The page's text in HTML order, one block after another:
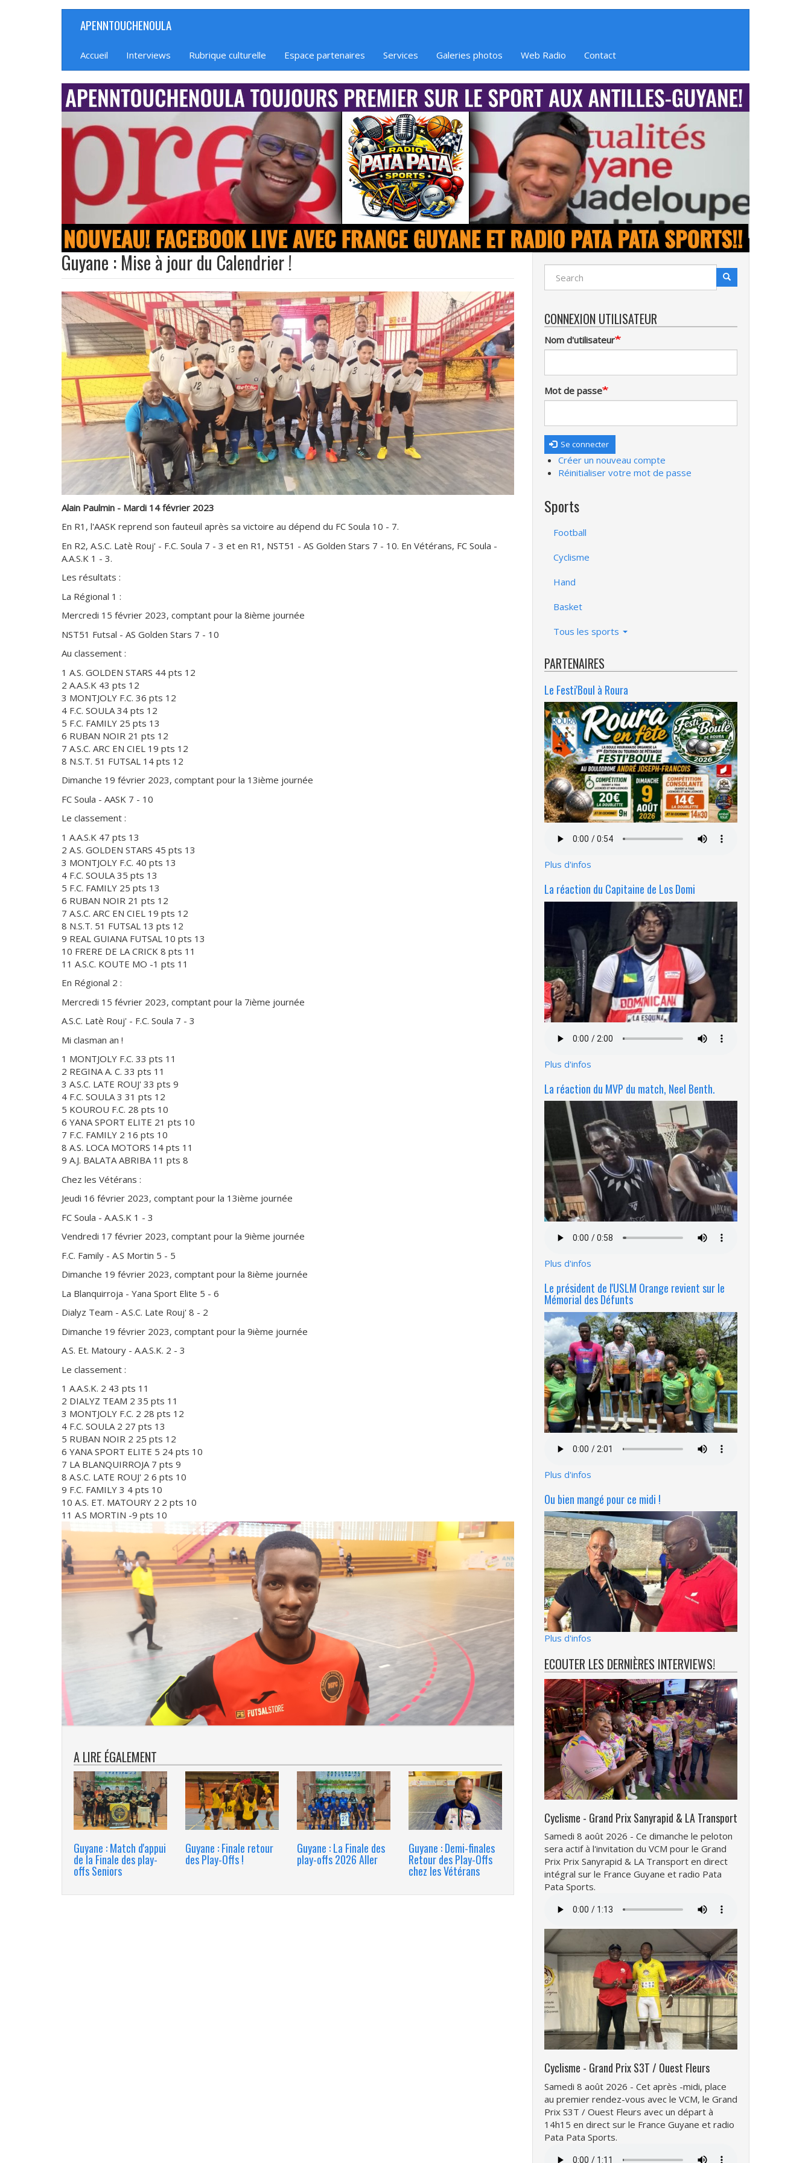
APENNTOUCHENOULA
Navigation
Accueil Interviews Rubrique culturelle Espace partenaires Services Galeries photos Web Radio Contact
banniere_img
Guyane : Mise à jour du Calendrier !
Alain Paulmin - Mardi 14 février 2023
En R1, l'AASK reprend son fauteuil après sa victoire au dépend du FC Soula 10 - 7.
En R2, A.S.C. Latè Rouj' - F.C. Soula 7 - 3 et en R1, NST51 - AS Golden Stars 7 - 10. En Vétérans, FC Soula -
A.A.S.K 1 - 3.
Les résultats :
La Régional 1 :
Mercredi 15 février 2023, comptant pour la 8ième journée
NST51 Futsal - AS Golden Stars 7 - 10
Au classement :
1 A.S. GOLDEN STARS 44 pts 12
2 A.A.S.K 43 pts 12
3 MONTJOLY F.C. 36 pts 12
4 F.C. SOULA 34 pts 12
5 F.C. FAMILY 25 pts 13
6 RUBAN NOIR 21 pts 12
7 A.S.C. ARC EN CIEL 19 pts 12
8 N.S.T. 51 FUTSAL 14 pts 12
Dimanche 19 février 2023, comptant pour la 13ième journée
FC Soula - AASK 7 - 10
Le classement :
1 A.A.S.K 47 pts 13
2 A.S. GOLDEN STARS 45 pts 13
3 MONTJOLY F.C. 40 pts 13
4 F.C. SOULA 35 pts 13
5 F.C. FAMILY 25 pts 13
6 RUBAN NOIR 21 pts 12
7 A.S.C. ARC EN CIEL 19 pts 12
8 N.S.T. 51 FUTSAL 13 pts 12
9 REAL GUIANA FUTSAL 10 pts 13
10 FRERE DE LA CRICK 8 pts 11
11 A.S.C. KOUTE MO -1 pts 11
En Régional 2 :
Mercredi 15 février 2023, comptant pour la 7ième journée
A.S.C. Latè Rouj' - F.C. Soula 7 - 3
Mi clasman an !
1 MONTJOLY F.C. 33 pts 11
2 REGINA A. C. 33 pts 11
3 A.S.C. LATE ROUJ' 33 pts 9
4 F.C. SOULA 3 31 pts 12
5 KOUROU F.C. 28 pts 10
6 YANA SPORT ELITE 21 pts 10
7 F.C. FAMILY 2 16 pts 10
8 A.S. LOCA MOTORS 14 pts 11
9 A.J. BALATA ABRIBA 11 pts 8
Chez les Vétérans :
Jeudi 16 février 2023, comptant pour la 13ième journée
FC Soula - A.A.S.K 1 - 3
Vendredi 17 février 2023, comptant pour la 9ième journée
F.C. Family - A.S Mortin 5 - 5
Dimanche 19 février 2023, comptant pour la 8ième journée
La Blanquirroja - Yana Sport Elite 5 - 6
Dialyz Team - A.S.C. Late Rouj' 8 - 2
Dimanche 19 février 2023, comptant pour la 9ième journée
A.S. Et. Matoury - A.A.S.K. 2 - 3
Le classement :
1 A.A.S.K. 2 43 pts 11
2 DIALYZ TEAM 2 35 pts 11
3 MONTJOLY F.C. 2 28 pts 12
4 F.C. SOULA 2 27 pts 13
5 RUBAN NOIR 2 25 pts 12
6 YANA SPORT ELITE 5 24 pts 10
7 LA BLANQUIRROJA 7 pts 9
8 A.S.C. LATE ROUJ' 2 6 pts 10
9 F.C. FAMILY 3 4 pts 10
10 A.S. ET. MATOURY 2 2 pts 10
11 A.S MORTIN -9 pts 10
Faire
une
galerie
A LIRE ÉGALEMENT
Guyane : Match d'appui
de la Finale des play-
offs Seniors
Guyane : Finale retour
des Play-Offs !
Guyane : La Finale des
play-offs 2026 Aller
Guyane : Demi-finales
Retour des Play-Offs
chez les Vétérans
Recherche Search
CONNEXION UTILISATEUR
Nom d'utilisateur
Mot de passe
Se connecter
Créer un nouveau compte
Réinitialiser votre mot de passe
Sports
Football
Cyclisme
Hand
Basket
Tous les sports
PARTENAIRES
Le Festi'Boul à Roura
audio
Plus d'infos
La réaction du Capitaine de Los Domi
audio
Plus d'infos
La réaction du MVP du match, Neel Benth.
audio
Plus d'infos
Le président de l'USLM Orange revient sur le
Mémorial des Défunts
audio
Plus d'infos
Ou bien mangé pour ce midi !
Plus d'infos
ECOUTER LES DERNIÈRES INTERVIEWS!
Cyclisme - Grand Prix Sanyrapid & LA Transport
Samedi 8 août 2026 - Ce dimanche le peloton
sera actif à l'invitation du VCM pour le Grand
Prix Prix Sanyrapid & LA Transport en direct
intégral sur le France Guyane et radio Pata
Pata Sports.
audio
Cyclisme - Grand Prix S3T / Ouest Fleurs
Samedi 8 août 2026 - Cet après -midi, place
au premier rendez-vous avec le VCM, le Grand
Prix S3T / Ouest Fleurs avec un départ à
14h15 en direct sur le France Guyane et radio
Pata Pata Sports.